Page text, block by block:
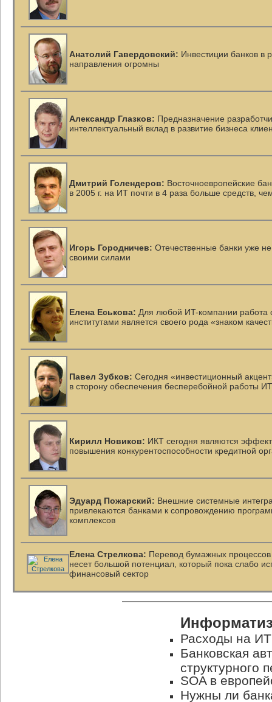
Анатолий Гавердовский: Инвестиции банков в
направления огромны
Александр Глазков: Предназначение
интеллектуальный вклад в развитие бизнеса
Дмитрий Голендеров: Восточноевропейские
в 2005 г. на ИТ почти в 4 раза больше средств,
Игорь Городничев: Отечественные банки уже
своими силами
Елена Еськова: Для любой ИT-компании
институтами является своего рода «знаком
Павел Зубков: Сегодня «инвестиционный
в сторону обеспечения бесперебойной работы
Кирилл Новиков: ИКТ сегодня являются
повышения конкурентоспособности кредитной
Эдуард Пожарский: Внешние системные
привлекаются банками к сопровождению
комплексов
Елена Стрелкова: Перевод бумажных
несет большой потенциал, который пока слабо
финансовый сектор
Расходы на
Банковская
структурного
SOA в
Нужны ли